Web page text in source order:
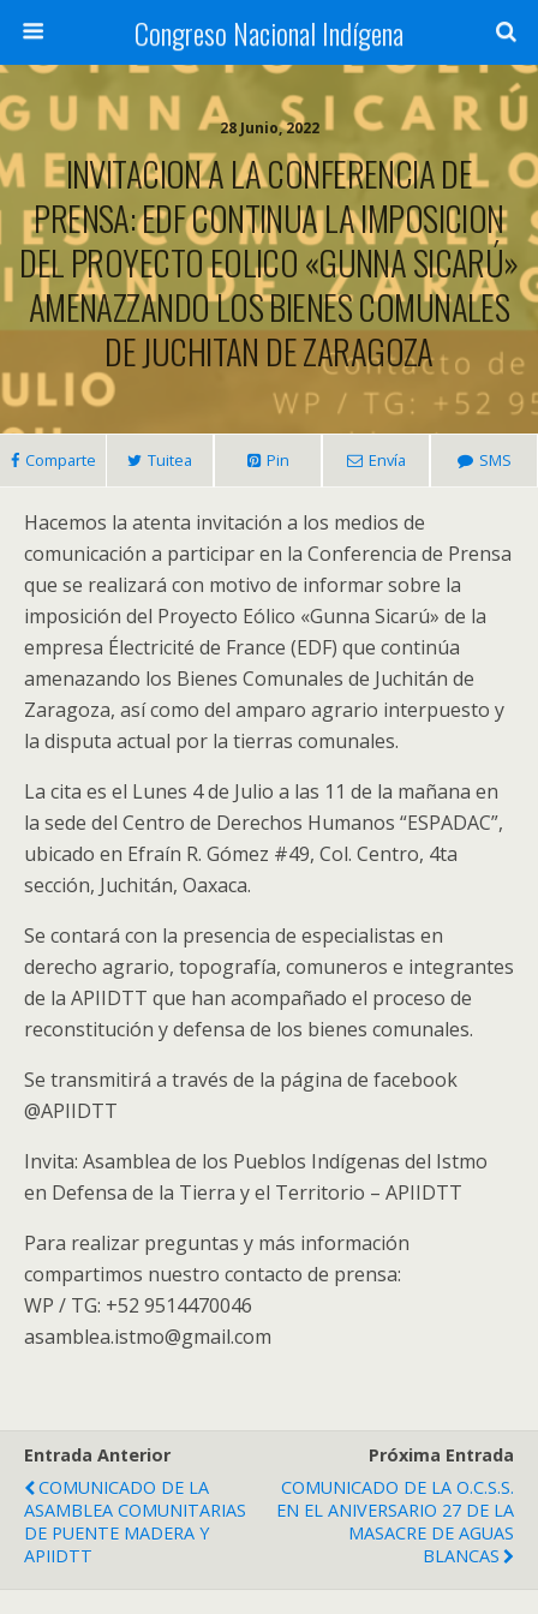
Congreso Nacional Indígena
28 Junio, 2022
INVITACION A LA CONFERENCIA DE
PRENSA: EDF CONTINUA LA IMPOSICION
DEL PROYECTO EOLICO «GUNNA SICARÚ»
AMENAZZANDO LOS BIENES COMUNALES
DE JUCHITAN DE ZARAGOZA
Comparte Tuitea Pin Envía SMS
Hacemos la atenta invitación a los medios de
comunicación a participar en la Conferencia de Prensa
que se realizará con motivo de informar sobre la
imposición del Proyecto Eólico «Gunna Sicarú» de la
empresa Électricité de France (EDF) que continúa
amenazando los Bienes Comunales de Juchitán de
Zaragoza, así como del amparo agrario interpuesto y
la disputa actual por la tierras comunales.
La cita es el Lunes 4 de Julio a las 11 de la mañana en
la sede del Centro de Derechos Humanos “ESPADAC”,
ubicado en Efraín R. Gómez #49, Col. Centro, 4ta
sección, Juchitán, Oaxaca.
Se contará con la presencia de especialistas en
derecho agrario, topografía, comuneros e integrantes
de la APIIDTT que han acompañado el proceso de
reconstitución y defensa de los bienes comunales.
Se transmitirá a través de la página de facebook
@APIIDTT
Invita: Asamblea de los Pueblos Indígenas del Istmo
en Defensa de la Tierra y el Territorio – APIIDTT
Para realizar preguntas y más información
compartimos nuestro contacto de prensa:
WP / TG: +52 9514470046
asamblea.istmo@gmail.com
Entrada Anterior
COMUNICADO DE LA
ASAMBLEA COMUNITARIAS
DE PUENTE MADERA Y
APIIDTT
Próxima Entrada
COMUNICADO DE LA O.C.S.S.
EN EL ANIVERSARIO 27 DE LA
MASACRE DE AGUAS
BLANCAS